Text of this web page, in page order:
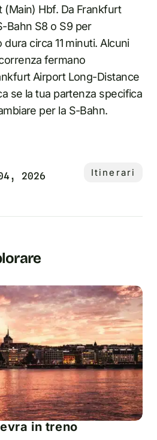
(Main) Hbf. Da Frankfurt
Bahn S8 o S9 per
circa 11 minuti. Alcuni
fermano
Airport Long-Distance
se la tua partenza specifica
per la S-Bahn.
2026 Itinerari
in treno